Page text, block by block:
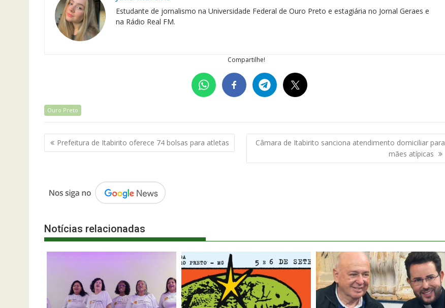
Estudante de jornalismo na Universidade Federal de Ouro Preto e estagiária no Jornal Geraes e
na Rádio Real FM.
Compartilhe!
Ouro Preto
Navegação
de
Prefeitura de Itabirito oferece 74 bolsas para atletas
Câmara de Itabirito sanciona atendimento domiciliar para
mães atípicas
Notícias relacionadas